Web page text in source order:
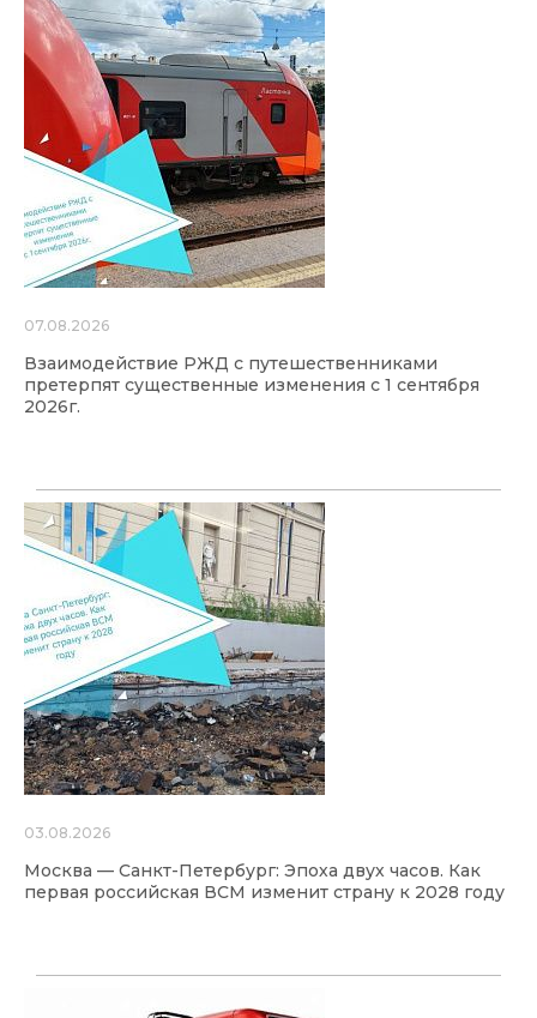
07.08.2026
Взаимодействие РЖД с путешественниками
претерпят существенные изменения с 1 сентября
2026г.
03.08.2026
Москва — Санкт-Петербург: Эпоха двух часов. Как
первая российская ВСМ изменит страну к 2028 году